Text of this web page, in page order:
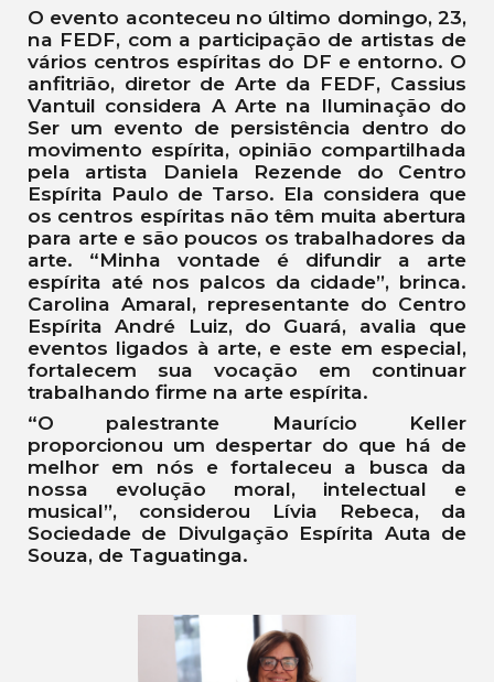
O evento aconteceu no último domingo, 23,
na FEDF, com a participação de artistas de
vários centros espíritas do DF e entorno. O
anfitrião, diretor de Arte da FEDF, Cassius
Vantuil considera A Arte na Iluminação do
Ser um evento de persistência dentro do
movimento espírita, opinião compartilhada
pela artista Daniela Rezende do Centro
Espírita Paulo de Tarso. Ela considera que
os centros espíritas não têm muita abertura
para arte e são poucos os trabalhadores da
arte. “Minha vontade é difundir a arte
espírita até nos palcos da cidade”, brinca.
Carolina Amaral, representante do Centro
Espírita André Luiz, do Guará, avalia que
eventos ligados à arte, e este em especial,
fortalecem sua vocação em continuar
trabalhando firme na arte espírita.
“O palestrante Maurício Keller
proporcionou um despertar do que há de
melhor em nós e fortaleceu a busca da
nossa evolução moral, intelectual e
musical”, considerou Lívia Rebeca, da
Sociedade de Divulgação Espírita Auta de
Souza, de Taguatinga.